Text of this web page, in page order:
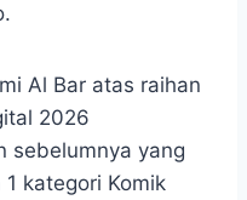
Al Bar atas raihan
2026
sebelumnya yang
kategori Komik